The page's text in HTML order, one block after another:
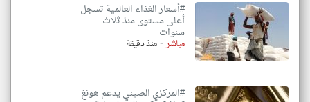
#أسعار الغذاء العالمية تسجل
أعلى مستوى منذ ثلاث
سنوات
مباشر-منذ دقيقة
#المركزي الصيني يدعم هونغ